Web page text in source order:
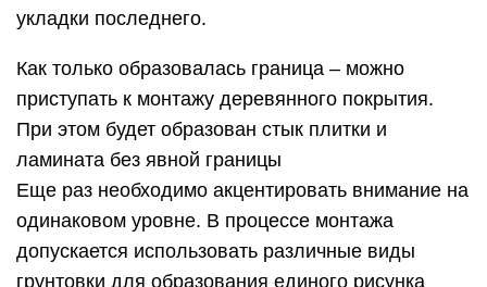
укладки последнего.
Как только образовалась граница – можно
приступать к монтажу деревянного покрытия.
При этом будет образован стык плитки и
ламината без явной границы
Еще раз необходимо акцентировать внимание на
одинаковом уровне. В процессе монтажа
допускается использовать различные виды
грунтовки для образования единого рисунка